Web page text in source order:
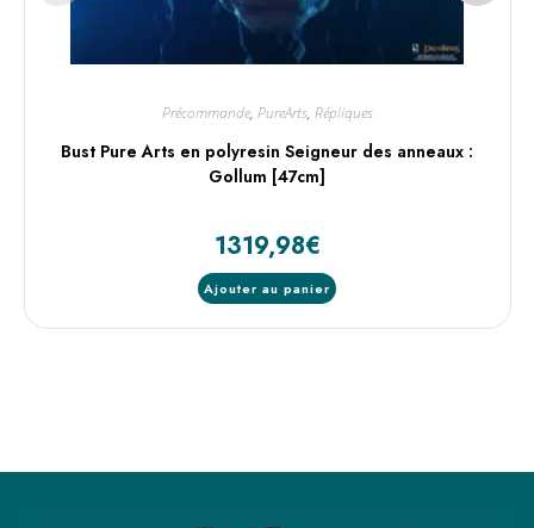
Précommande, PureArts, Répliques
Bust Pure Arts en polyresin Seigneur des anneaux :
Gollum [47cm]
1319,98€
Ajouter au panier